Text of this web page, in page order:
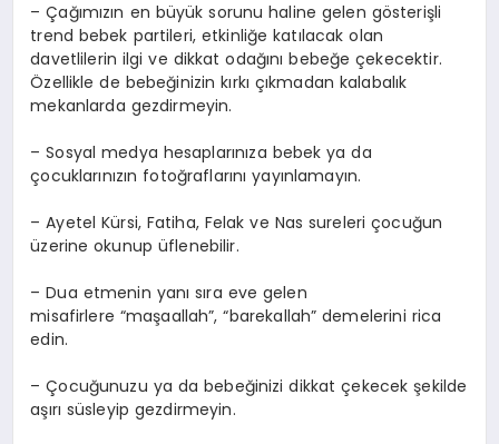
– Çağımızın en büyük sorunu haline gelen gösterişli
trend bebek partileri, etkinliğe katılacak olan
davetlilerin ilgi ve dikkat odağını bebeğe çekecektir.
Özellikle de bebeğinizin kırkı çıkmadan kalabalık
mekanlarda gezdirmeyin.
– Sosyal medya hesaplarınıza bebek ya da
çocuklarınızın fotoğraflarını yayınlamayın.
– Ayetel Kürsi, Fatiha, Felak ve Nas sureleri çocuğun
üzerine okunup üflenebilir.
– Dua etmenin yanı sıra eve gelen
misafirlere “maşaallah”, “barekallah” demelerini rica
edin.
– Çocuğunuzu ya da bebeğinizi dikkat çekecek şekilde
aşırı süsleyip gezdirmeyin.